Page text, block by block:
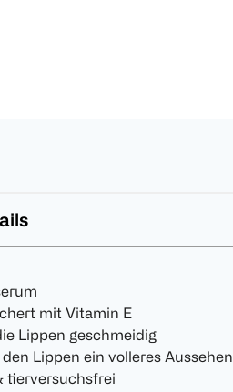
mit Vitamin E
Lippen geschmeidig
Lippen ein volleres Aussehen
tierversuchsfrei